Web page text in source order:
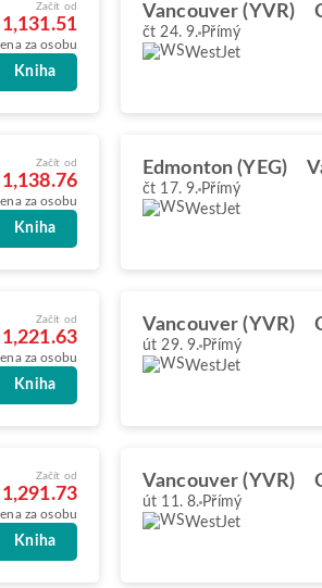
Začít od
1,131.51
za osobu
Kniha
Vancouver (YVR)
čt 24. 9. Přímý
WestJet
Začít od
1,138.76
za osobu
Kniha
Edmonton (YEG)
čt 17. 9. Přímý
WestJet
Začít od
1,221.63
za osobu
Kniha
Vancouver (YVR)
út 29. 9. Přímý
WestJet
Začít od
1,291.73
za osobu
Kniha
Vancouver (YVR)
út 11. 8. Přímý
WestJet